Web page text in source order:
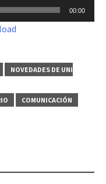
00:00
NOVEDADES DE UNI
COMUNICACIÓN